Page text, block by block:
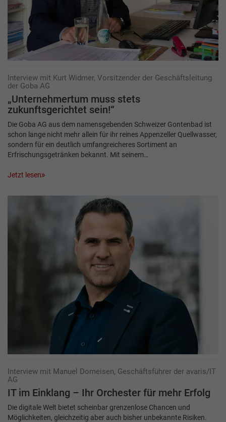
Interview mit Kurt Widmer, Vorsitzender der Geschäftsleitung
der Goba AG
„Unternehmertum muss stets
zukunftsgerichtet sein!“
Die Goba AG aus dem namensgebenden Schweizer Gontenbad ist
schon lange nicht mehr allein für ihr reines Appenzeller Quellwasser,
sondern für ein deutlich umfangreicheres Sortiment an
Erfrischungsgetränken bekannt. Mit seinem…
Jetzt lesen
Interview mit Manuel Domeisen, Geschäftsführer der avaris/IT
AG
IT im Einklang – Ihr Orchester für mehr Erfolg
Die digitale Welt bietet scheinbar grenzenlose Chancen und
Möglichkeiten, gleichzeitig aber auch bisher unbekannte Risiken.